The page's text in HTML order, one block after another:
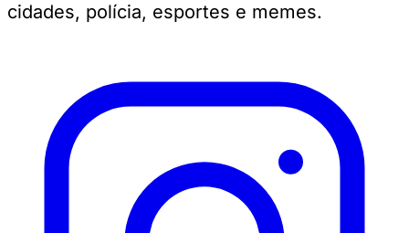
cidades, polícia, esportes e memes.